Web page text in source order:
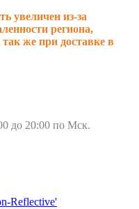
увеличен из-за
региона,
же при доставке в
до 20:00 по Мск.
Reflective'